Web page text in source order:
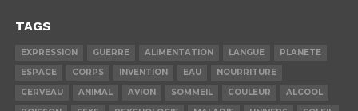
TAGS
EXPRESSION GUERRE ALIMENTATION LANGUE
PLANETE
ESPACE
CORPS INVENTION EAU
NOURRITURE
CERVEAU
ANIMAL AVION SOMMEIL COULEUR
ALCOOL